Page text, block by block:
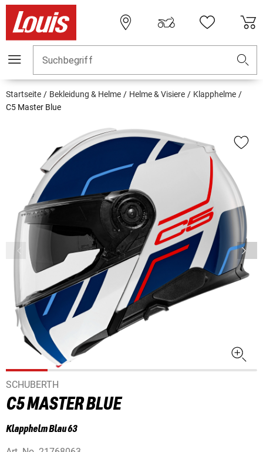
Suchbegriff
Startseite Bekleidung & Helme Helme & Visiere
Klapphelme
C5 Master Blue
SCHUBERTH
C5 MASTER BLUE
Klapphelm Blau 63